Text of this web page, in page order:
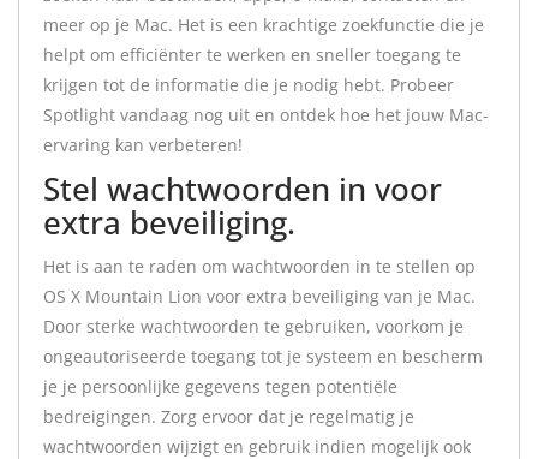
meer op je Mac. Het is een krachtige zoekfunctie die je
helpt om efficiënter te werken en sneller toegang te
krijgen tot de informatie die je nodig hebt. Probeer
Spotlight vandaag nog uit en ontdek hoe het jouw Mac-
ervaring kan verbeteren!
Stel wachtwoorden in voor
extra beveiliging.
Het is aan te raden om wachtwoorden in te stellen op
OS X Mountain Lion voor extra beveiliging van je Mac.
Door sterke wachtwoorden te gebruiken, voorkom je
ongeautoriseerde toegang tot je systeem en bescherm
je je persoonlijke gegevens tegen potentiële
bedreigingen. Zorg ervoor dat je regelmatig je
wachtwoorden wijzigt en gebruik indien mogelijk ook